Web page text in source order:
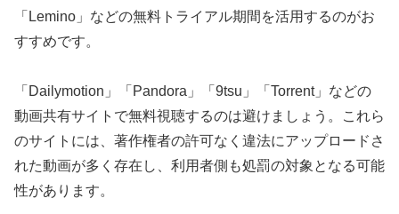
「Lemino」などの無料トライアル期間を活用するのがお
すすめです。
「Dailymotion」「Pandora」「9tsu」「Torrent」などの
動画共有サイトで無料視聴するのは避けましょう。これら
のサイトには、著作権者の許可なく違法にアップロードさ
れた動画が多く存在し、利用者側も処罰の対象となる可能
性があります。